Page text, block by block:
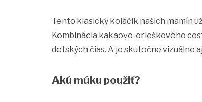
Tento klasický koláčik našich mamín
Kombinácia kakaovo-orieškového
detských čias. A je skutočne vizuálne
Akú múku použiť?